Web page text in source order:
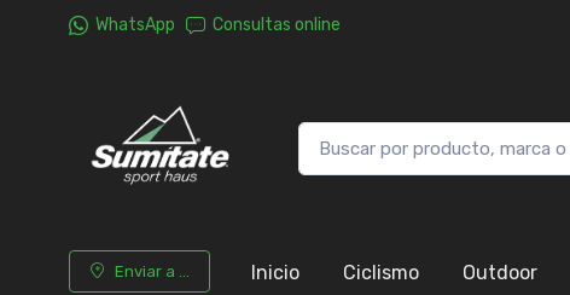
WhatsApp Consultas online
Enviar a ... Inicio Ciclismo Outdoor